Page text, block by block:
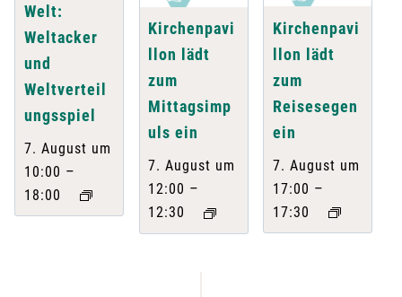
Welt:
Weltacker
und
Weltverteil
ungsspiel
7. August um
10:00 –
18:00
Kirchenpavi
llon lädt
zum
Mittagsimp
uls ein
7. August um
12:00 –
12:30
Kirchenpavi
llon lädt
zum
Reisesegen
ein
7. August um
17:00 –
17:30